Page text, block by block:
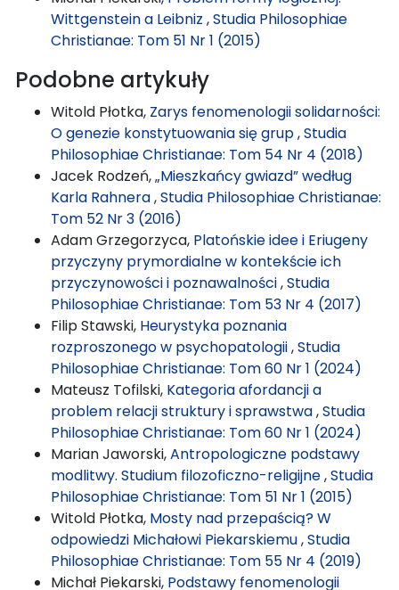
Wittgenstein a Leibniz ,Studia Philosophiae
Christianae: Tom 51 Nr 1 (2015)
Podobne artykuły
Witold Płotka, Zarys fenomenologii solidarności:
O genezie konstytuowania się grup,Studia
Philosophiae Christianae: Tom 54 Nr 4 (2018)
Jacek Rodzeń,„Mieszkańcy gwiazd” według
Karla Rahnera,Studia Philosophiae Christianae:
Tom 52 Nr 3 (2016)
Adam Grzegorzyca, Platońskie idee i Eriugeny
przyczyny prymordialne w kontekście ich
przyczynowości i poznawalności,Studia
Philosophiae Christianae: Tom 53 Nr 4 (2017)
Filip Stawski, Heurystyka poznania
rozproszonego w psychopatologii,Studia
Philosophiae Christianae: Tom 60 Nr 1 (2024)
Mateusz Tofilski, Kategoria afordancji a
problem relacji struktury i sprawstwa,Studia
Philosophiae Christianae: Tom 60 Nr 1 (2024)
Marian Jaworski,Antropologiczne podstawy
modlitwy. Studium filozoficzno-religijne,Studia
Philosophiae Christianae: Tom 51 Nr 1 (2015)
Witold Płotka, Mosty nad przepaścią? W
odpowiedzi Michałowi Piekarskiemu,Studia
Philosophiae Christianae: Tom 55 Nr 4 (2019)
Michał Piekarski, Podstawy fenomenologii